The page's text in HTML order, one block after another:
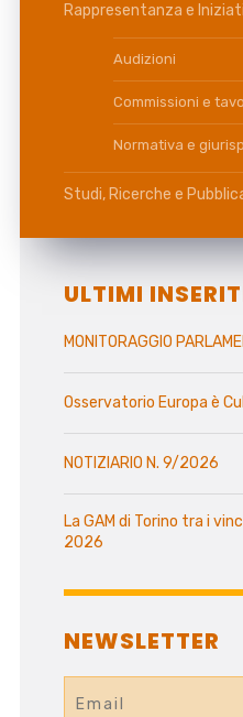
Rappresentanza e
Audizioni
Commissioni e
Normativa e
Studi, Ricerche e
ULTIMI
MONITORAGGIO
Osservatorio Europa è
NOTIZIARIO N. 9/2026
La GAM di Torino tra i
2026
NEWSLETTER